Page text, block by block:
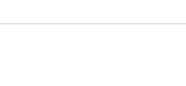
wie ein Profi zuzubereiten. Profitieren Sie
und mit voller Begeisterung in die
und Ihre Backträume zu